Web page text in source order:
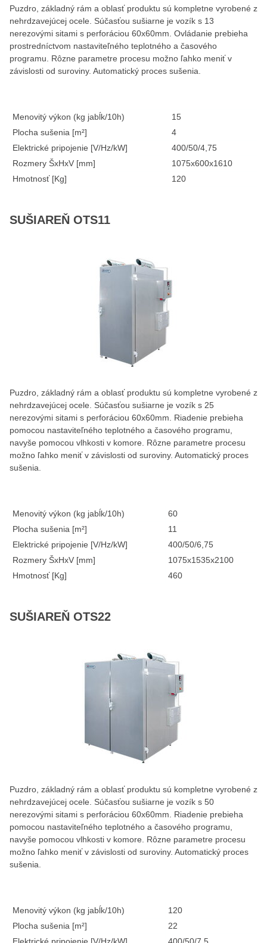
Puzdro, základný rám a oblasť produktu sú kompletne vyrobené z
nehrdzavejúcej ocele. Súčasťou sušiarne je vozík s 13
nerezovými sitami s perforáciou 60x60mm. Ovládanie prebieha
prostredníctvom nastaviteľného teplotného a časového
programu. Rôzne parametre procesu možno ľahko meniť v
závislosti od suroviny. Automatický proces sušenia.
Menovitý výkon (kg jabĺk/10h)
15
Plocha sušenia [m²]
4
Elektrické pripojenie [V/Hz/kW]
400/50/4,75
Rozmery ŠxHxV [mm]
1075x600x1610
Hmotnosť [Kg]
120
SUŠIAREŇ OTS11
Puzdro, základný rám a oblasť produktu sú kompletne vyrobené z
nehrdzavejúcej ocele. Súčasťou sušiarne je vozík s 25
nerezovými sitami s perforáciou 60x60mm. Riadenie prebieha
pomocou nastaviteľného teplotného a časového programu,
navyše pomocou vlhkosti v komore. Rôzne parametre procesu
možno ľahko meniť v závislosti od suroviny. Automatický proces
sušenia.
Menovitý výkon (kg jabĺk/10h)
60
Plocha sušenia [m²]
11
Elektrické pripojenie [V/Hz/kW]
400/50/6,75
Rozmery ŠxHxV [mm]
1075x1535x2100
Hmotnosť [Kg]
460
SUŠIAREŇ OTS22
Puzdro, základný rám a oblasť produktu sú kompletne vyrobené z
nehrdzavejúcej ocele. Súčasťou sušiarne je vozík s 50
nerezovými sitami s perforáciou 60x60mm. Riadenie prebieha
pomocou nastaviteľného teplotného a časového programu,
navyše pomocou vlhkosti v komore. Rôzne parametre procesu
možno ľahko meniť v závislosti od suroviny. Automatický proces
sušenia.
Menovitý výkon (kg jabĺk/10h)
120
Plocha sušenia [m²]
22